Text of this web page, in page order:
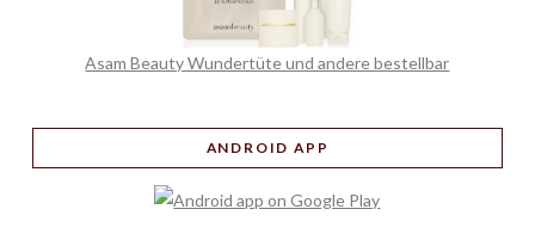
Asam Beauty Wundertüte und andere bestellbar
ANDROID APP